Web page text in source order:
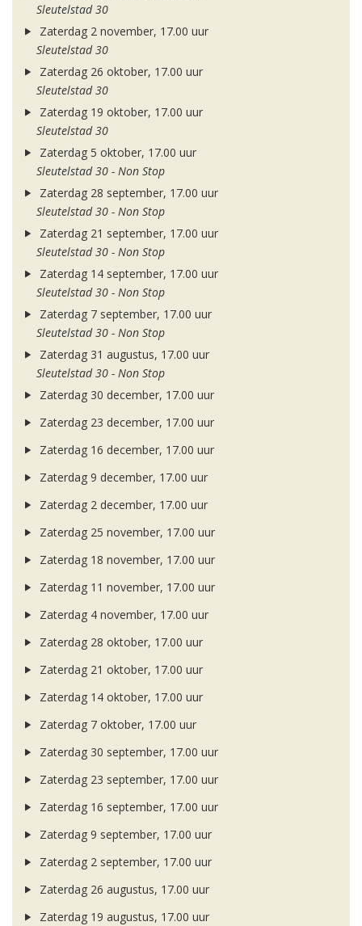
Sleutelstad 30
Zaterdag 2 november, 17.00 uur
Sleutelstad 30
Zaterdag 26 oktober, 17.00 uur
Sleutelstad 30
Zaterdag 19 oktober, 17.00 uur
Sleutelstad 30
Zaterdag 5 oktober, 17.00 uur
Sleutelstad 30 - Non Stop
Zaterdag 28 september, 17.00 uur
Sleutelstad 30 - Non Stop
Zaterdag 21 september, 17.00 uur
Sleutelstad 30 - Non Stop
Zaterdag 14 september, 17.00 uur
Sleutelstad 30 - Non Stop
Zaterdag 7 september, 17.00 uur
Sleutelstad 30 - Non Stop
Zaterdag 31 augustus, 17.00 uur
Sleutelstad 30 - Non Stop
Zaterdag 30 december, 17.00 uur
Zaterdag 23 december, 17.00 uur
Zaterdag 16 december, 17.00 uur
Zaterdag 9 december, 17.00 uur
Zaterdag 2 december, 17.00 uur
Zaterdag 25 november, 17.00 uur
Zaterdag 18 november, 17.00 uur
Zaterdag 11 november, 17.00 uur
Zaterdag 4 november, 17.00 uur
Zaterdag 28 oktober, 17.00 uur
Zaterdag 21 oktober, 17.00 uur
Zaterdag 14 oktober, 17.00 uur
Zaterdag 7 oktober, 17.00 uur
Zaterdag 30 september, 17.00 uur
Zaterdag 23 september, 17.00 uur
Zaterdag 16 september, 17.00 uur
Zaterdag 9 september, 17.00 uur
Zaterdag 2 september, 17.00 uur
Zaterdag 26 augustus, 17.00 uur
Zaterdag 19 augustus, 17.00 uur